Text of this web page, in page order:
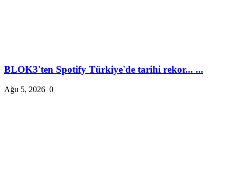
BLOK3'ten Spotify Türkiye'de tarihi rekor... ...
Ağu 5, 2026 0